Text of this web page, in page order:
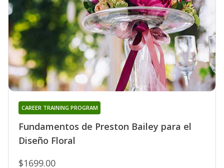
Fundamentos de Preston Bailey para el
Diseño Floral
CAREER TRAINING PROGRAM
$1699.00